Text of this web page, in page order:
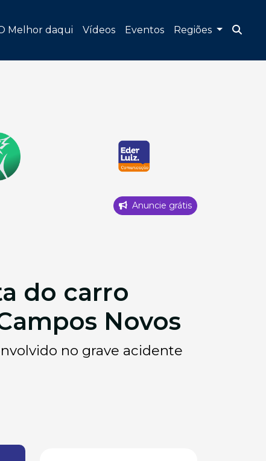
Melhor daqui Vídeos Eventos Regiões
Anuncie grátis
do carro
Novos
no grave acidente